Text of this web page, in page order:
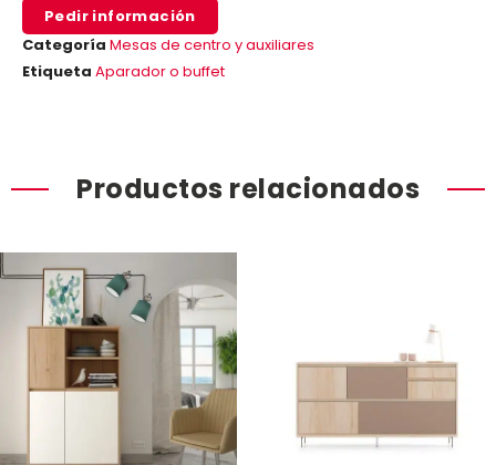
Pedir información
Categoría Mesas de centro y auxiliares
Etiqueta Aparador o buffet
Productos relacionados